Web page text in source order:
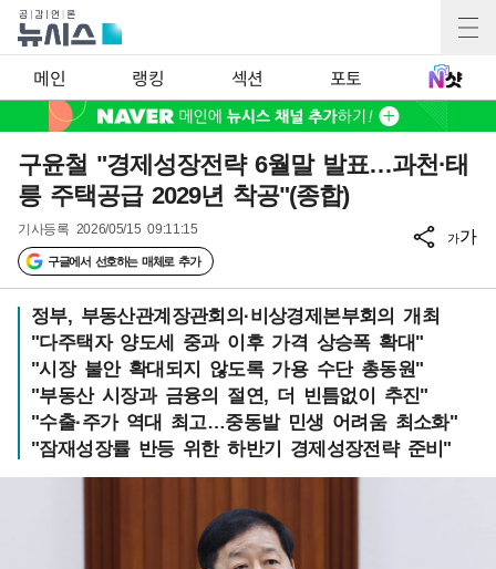
메인 랭킹 섹션 포토
구윤철 "경제성장전략 6월말 발표…과천·태
릉 주택공급 2029년 착공"(종합)
기사등록 2026/05/15 09:11:15
구글에서 선호하는 매체로 추가
가가
정부, 부동산관계장관회의·비상경제본부회의 개최
"다주택자 양도세 중과 이후 가격 상승폭 확대"
"시장 불안 확대되지 않도록 가용 수단 총동원"
"부동산 시장과 금융의 절연, 더 빈틈없이 추진"
"수출·주가 역대 최고…중동발 민생 어려움 최소화"
"잠재성장률 반등 위한 하반기 경제성장전략 준비"